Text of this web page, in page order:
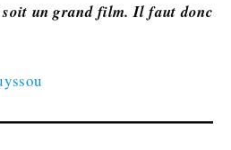
un grand film. Il faut donc